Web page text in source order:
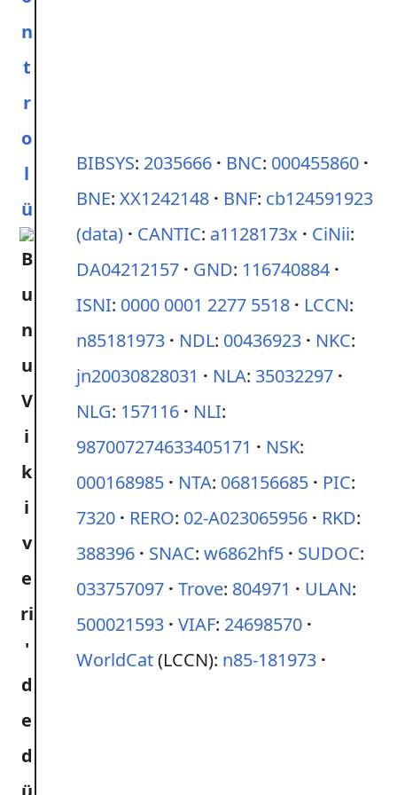
n
t
r
o
l
ü
BIBSYS: 2035666 BNC: 000455860
BNE: XX1242148 BNF: cb124591923
(data)
CANTIC: a1128173x CiNii:
DA04212157
GND: 116740884
ISNI: 0000 0001 2277 5518 LCCN:
n85181973
NDL: 00436923 NKC:
jn20030828031
NLA: 35032297
NLG: 157116 NLI:
987007274633405171
NSK:
000168985
NTA: 068156685 PIC:
7320
RERO: 02-A023065956 RKD:
388396
SNAC: w6862hf5 SUDOC:
033757097 Trove: 804971 ULAN:
500021593 VIAF: 24698570
WorldCat(LCCN): n85-181973